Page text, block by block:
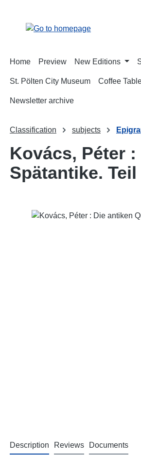
Home Preview New Editions
St. Pölten City Museum Coffee
Newsletter archive
Classification subjects
Kovács, Péter
Spätantike. Teil
Skip image gallery
Description Reviews Documents